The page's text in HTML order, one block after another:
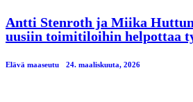
Antti Stenroth ja Miika
uusiin toimitiloihin helpottaa
Elävä maaseutu 24. maaliskuuta, 2026